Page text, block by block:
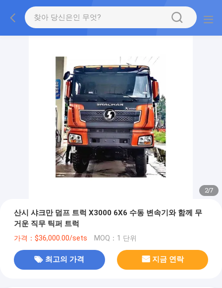
2/7
산시 샤크만 덤프 트럭 X3000 6X6 수동 변속기와 함께 무
거운 직무 틱퍼 트럭
가격：$36,000.00/sets MOQ：1 단위
최고의 가격 지금 연락